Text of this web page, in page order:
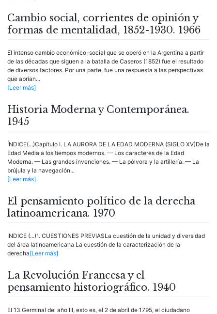
Cambio social, corrientes de opinión y
formas de mentalidad, 1852-1930. 1966
El intenso cambio económico-social que se operó en la Argentina a partir
de las décadas que siguen a la batalla de Caseros (1852) fue el resultado
de diversos factores. Por una parte, fue una respuesta a las perspectivas
que abrían...
[Leer más]
Historia Moderna y Contemporánea.
1945
ÍNDICE(...)Capítulo I. LA AURORA DE LA EDAD MODERNA (SIGLO XV)De la
Edad Media a los tiempos modernos. — Los caracteres de la Edad
Moderna. — Las grandes invenciones. — La pólvora y la artillería. — La
brújula y la navegación...
[Leer más]
El pensamiento político de la derecha
latinoamericana. 1970
INDICE (...)1. CUESTIONES PREVIASLa cuestión de la unidad y diversidad
del área latinoamericana La cuestión de la caracterización de la
derecha[Leer más]
La Revolución Francesa y el
pensamiento historiográfico. 1940
El 13 Germinal del año III, esto es, el 2 de abril de 1795, el ciudadano